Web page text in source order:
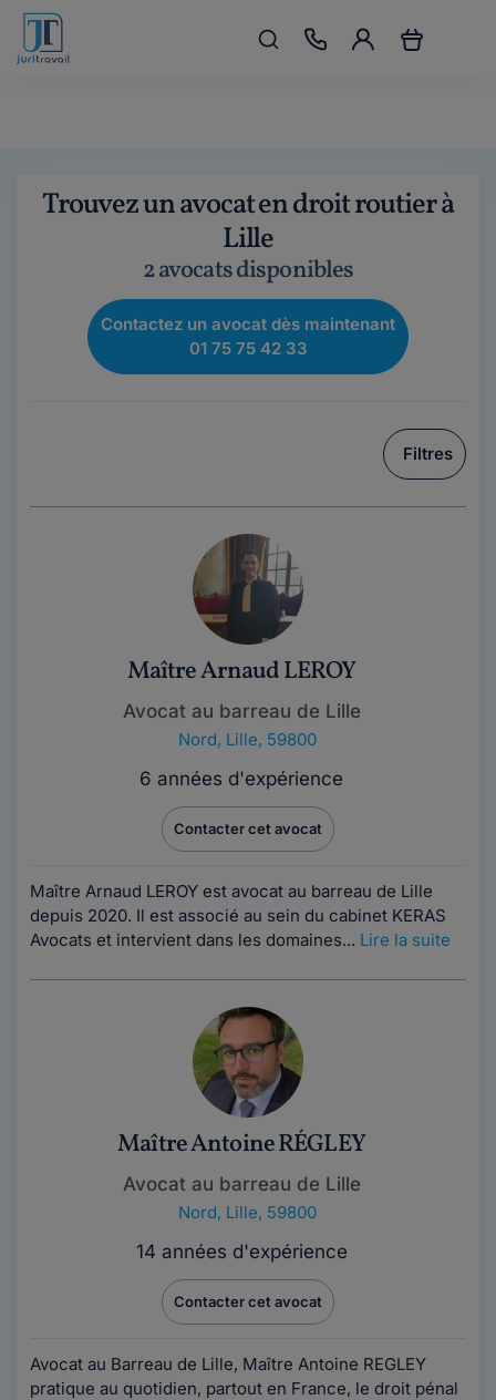
Trouvez un avocat en droit routier à
Lille
2 avocats disponibles
Contactez un avocat dès maintenant
01 75 75 42 33
Filtres
Maître Arnaud LEROY
Avocat au barreau de Lille
Nord, Lille, 59800
6 années d'expérience
Contacter cet avocat
Maître Arnaud LEROY est avocat au barreau de Lille
depuis 2020. Il est associé au sein du cabinet KERAS
Avocats et intervient dans les domaines... Lire la suite
Maître Antoine RÉGLEY
Avocat au barreau de Lille
Nord, Lille, 59800
14 années d'expérience
Contacter cet avocat
Avocat au Barreau de Lille, Maître Antoine REGLEY
pratique au quotidien, partout en France, le droit pénal